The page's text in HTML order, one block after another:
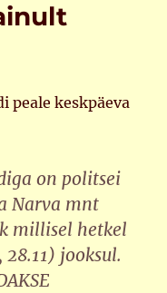
peale keskpäeva
on politsei
Narva mnt
millisel hetkel
jooksul.